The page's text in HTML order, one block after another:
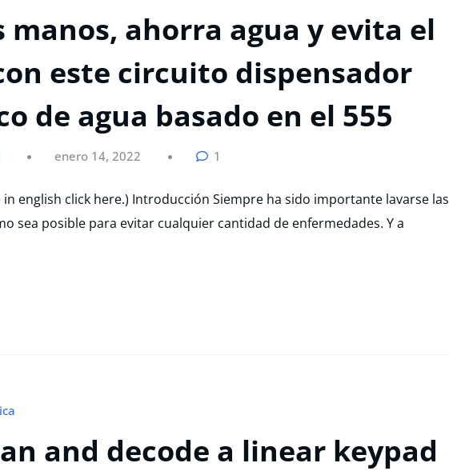
manos, ahorra agua y evita el
este circuito dispensador
de agua basado en el 555
enero 14, 2022 1
english click here.) Introducción Siempre ha sido importante lavarse las
sea posible para evitar cualquier cantidad de enfermedades. Y a
and decode a linear keypad